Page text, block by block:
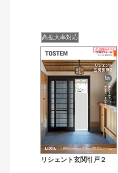
高拡大率対応
リシェント玄関引戸２